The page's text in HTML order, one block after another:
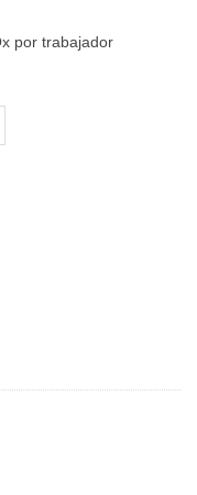
por trabajador